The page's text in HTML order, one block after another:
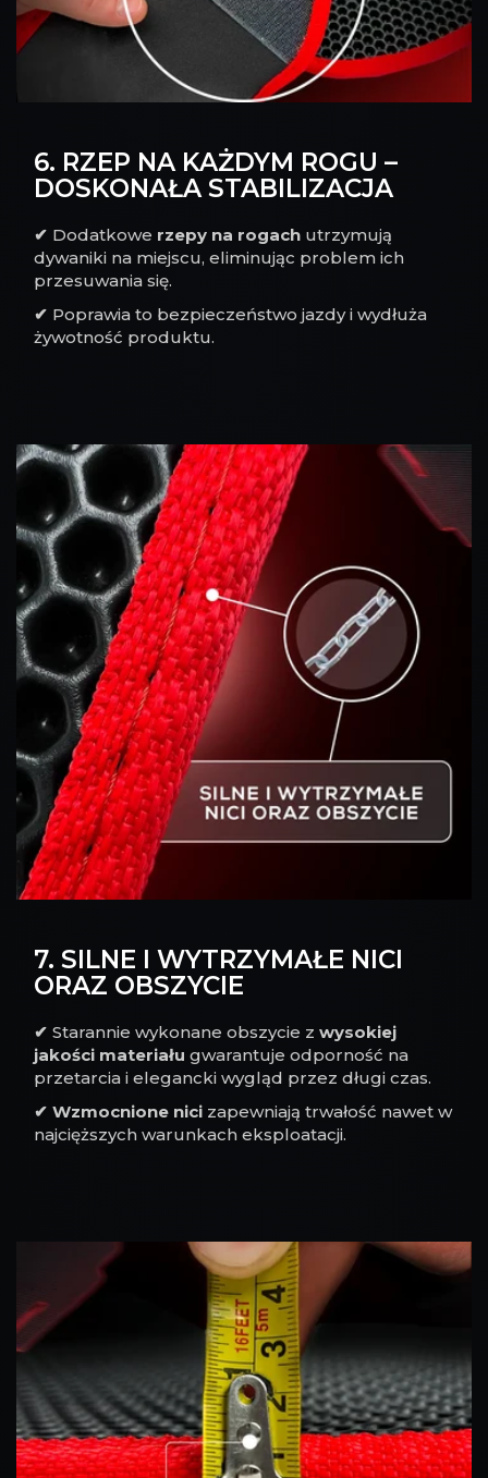
6. RZEP NA KAŻDYM ROGU –
DOSKONAŁA STABILIZACJA
✔ Dodatkowe rzepy na rogach utrzymują
dywaniki na miejscu, eliminując problem ich
przesuwania się.
✔ Poprawia to bezpieczeństwo jazdy i wydłuża
żywotność produktu.
7. SILNE I WYTRZYMAŁE NICI
ORAZ OBSZYCIE
✔ Starannie wykonane obszycie z wysokiej
jakości materiału gwarantuje odporność na
przetarcia i elegancki wygląd przez długi czas.
✔ Wzmocnione nici zapewniają trwałość nawet w
najcięższych warunkach eksploatacji.